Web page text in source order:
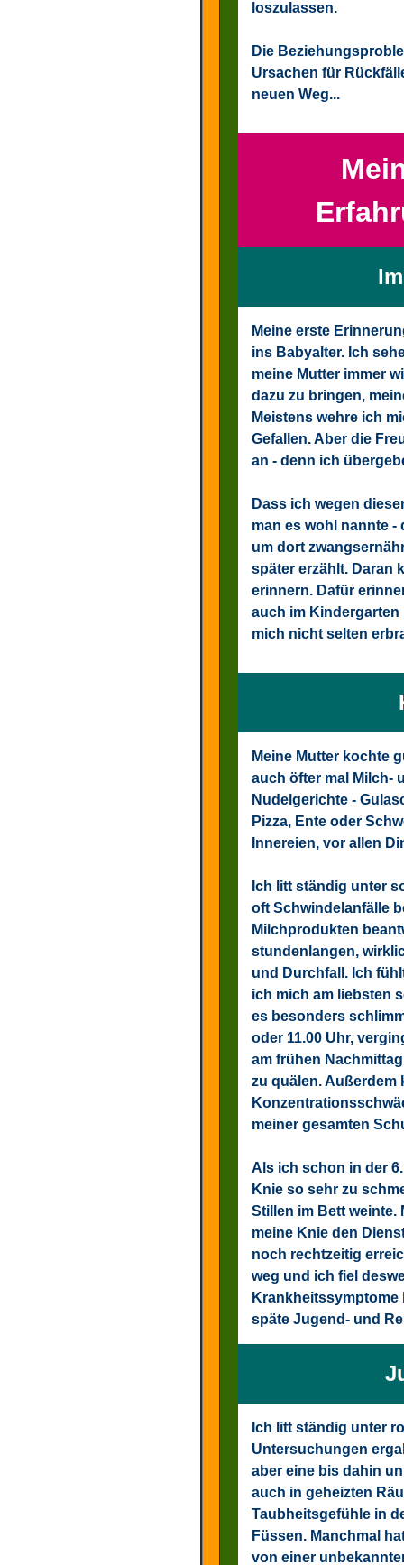
loszulassen.
Die
Ursachen für
neuen Weg...
Meine erste
ins Babyalter. Ich
meine Mutter immer
dazu zu bringen,
Meistens wehre ich
Gefallen. Aber die
an - denn ich
Dass ich wegen
man es wohl nannte
um dort
später erzählt. Daran
erinnern. Dafür
auch im
mich nicht selten
Meine Mutter kochte
auch öfter mal Milch-
Nudelgerichte -
Pizza, Ente oder
Innereien, vor allen
Ich litt ständig unter
oft Schwindelanfälle
Milchprodukten
stundenlangen,
und Durchfall. Ich
ich mich am liebsten
es besonders
oder 11.00 Uhr,
am frühen
zu quälen. Außerdem
meiner gesamten
Als ich schon in der
Knie so sehr zu
Stillen im Bett weinte.
meine Knie den
noch rechtzeitig
weg und ich fiel
Krankheitssymptome
späte Jugend- und
Ich litt ständig unter
Untersuchungen
aber eine bis dahin
auch in geheizten
Taubheitsgefühle in
Füssen. Manchmal
von einer